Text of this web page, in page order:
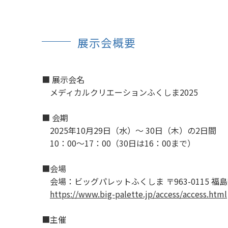
展示会概要
■ 展示会名
メディカルクリエーションふくしま2025
■ 会期
2025年10月29日（水）～ 30日（木）の2日間
10：00～17：00（30日は16：00まで）
■会場
会場：ビッグパレットふくしま 〒963-0115 福
https://www.big-palette.jp/access/access.html
■主催